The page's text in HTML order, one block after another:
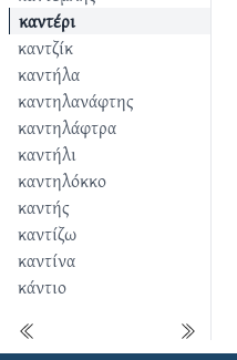
καντέρι
καντζίκ
καντήλα
καντηλανάφτης
καντηλάφτρα
καντήλι
καντηλόκκο
καντής
καντίζω
καντίνα
κάντιο